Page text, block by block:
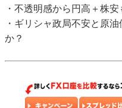
・不透明感から円高＋株
・ギリシャ政局不安と原
か？